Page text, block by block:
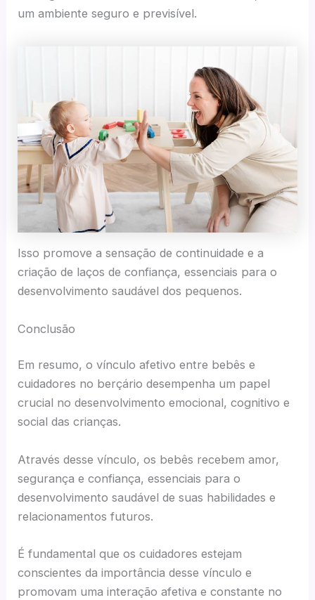
um ambiente seguro e previsível.
Isso promove a sensação de continuidade e a
criação de laços de confiança, essenciais para o
desenvolvimento saudável dos pequenos.
Conclusão
Em resumo, o vínculo afetivo entre bebês e
cuidadores no berçário desempenha um papel
crucial no desenvolvimento emocional, cognitivo e
social das crianças.
Através desse vínculo, os bebês recebem amor,
segurança e confiança, essenciais para o
desenvolvimento saudável de suas habilidades e
relacionamentos futuros.
É fundamental que os cuidadores estejam
conscientes da importância desse vínculo e
promovam uma interação afetiva e constante no